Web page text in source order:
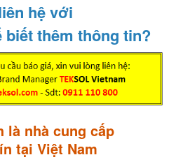
hệ với
biết thêm thông tin?
là nhà cung cấp
tại Việt Nam